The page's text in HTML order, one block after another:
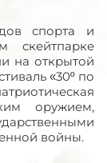
спорта и
скейтпарке
на открытой
«30º по
оружием,
войны.